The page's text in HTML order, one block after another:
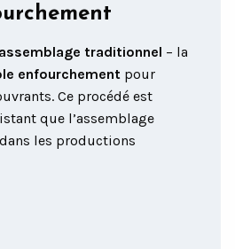
assemblage traditionnel – la
enfourchement pour
Ce procédé est
que l’assemblage
les productions